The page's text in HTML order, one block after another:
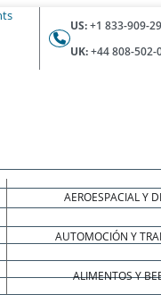
US:+1 833-909-
UK:+44 808-
AEROESPACIAL Y
AUTOMOCIÓN Y
ALIMENTOS Y